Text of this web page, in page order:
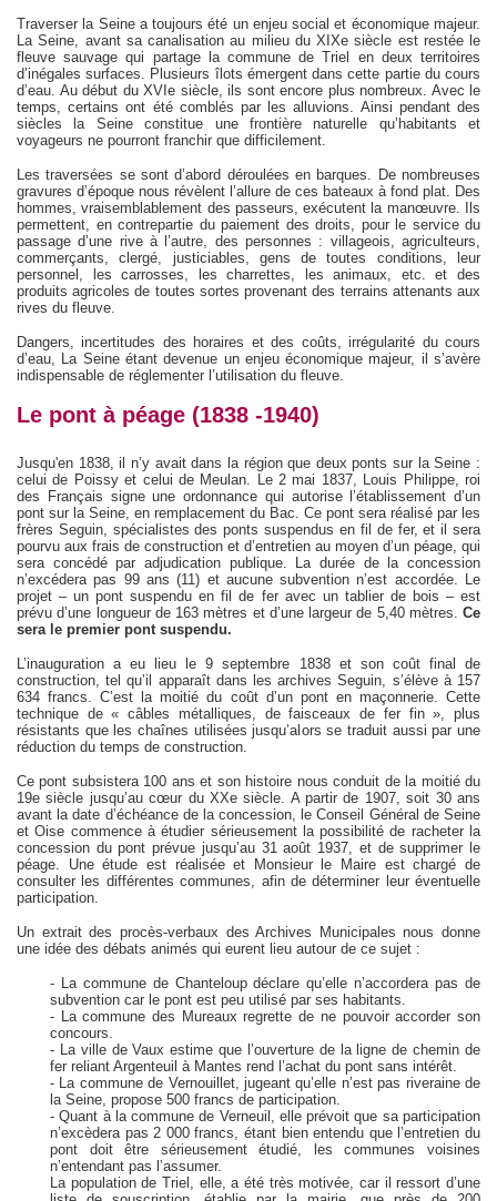
Traverser la Seine a toujours été un enjeu social et économique majeur.
La Seine, avant sa canalisation au milieu du XIXe siècle est restée le
fleuve sauvage qui partage la commune de Triel en deux territoires
d’inégales surfaces. Plusieurs îlots émergent dans cette partie du cours
d’eau. Au début du XVIe siècle, ils sont encore plus nombreux. Avec le
temps, certains ont été comblés par les alluvions. Ainsi pendant des
siècles la Seine constitue une frontière naturelle qu’habitants et
voyageurs ne pourront franchir que difficilement.
Les traversées se sont d’abord déroulées en barques. De nombreuses
gravures d’époque nous révèlent l’allure de ces bateaux à fond plat. Des
hommes, vraisemblablement des passeurs, exécutent la manœuvre. Ils
permettent, en contrepartie du paiement des droits, pour le service du
passage d’une rive à l’autre, des personnes : villageois, agriculteurs,
commerçants, clergé, justiciables, gens de toutes conditions, leur
personnel, les carrosses, les charrettes, les animaux, etc. et des
produits agricoles de toutes sortes provenant des terrains attenants aux
rives du fleuve.
Dangers, incertitudes des horaires et des coûts, irrégularité du cours
d’eau, La Seine étant devenue un enjeu économique majeur, il s’avère
indispensable de réglementer l’utilisation du fleuve.
Le pont à péage (1838 -1940)
Jusqu'en 1838, il n’y avait dans la région que deux ponts sur la Seine :
celui de Poissy et celui de Meulan. Le 2 mai 1837, Louis Philippe, roi
des Français signe une ordonnance qui autorise l’établissement d’un
pont sur la Seine, en remplacement du Bac. Ce pont sera réalisé par les
frères Seguin, spécialistes des ponts suspendus en fil de fer, et il sera
pourvu aux frais de construction et d’entretien au moyen d’un péage, qui
sera concédé par adjudication publique. La durée de la concession
n’excédera pas 99 ans (11) et aucune subvention n’est accordée. Le
projet – un pont suspendu en fil de fer avec un tablier de bois – est
prévu d’une longueur de 163 mètres et d’une largeur de 5,40 mètres. Ce
sera le premier pont suspendu.
L’inauguration a eu lieu le 9 septembre 1838 et son coût final de
construction, tel qu’il apparaît dans les archives Seguin, s’élève à 157
634 francs. C’est la moitié du coût d’un pont en maçonnerie. Cette
technique de « câbles métalliques, de faisceaux de fer fin », plus
résistants que les chaînes utilisées jusqu’alors se traduit aussi par une
réduction du temps de construction.
Ce pont subsistera 100 ans et son histoire nous conduit de la moitié du
19e siècle jusqu’au cœur du XXe siècle. A partir de 1907, soit 30 ans
avant la date d’échéance de la concession, le Conseil Général de Seine
et Oise commence à étudier sérieusement la possibilité de racheter la
concession du pont prévue jusqu’au 31 août 1937, et de supprimer le
péage. Une étude est réalisée et Monsieur le Maire est chargé de
consulter les différentes communes, afin de déterminer leur éventuelle
participation.
Un extrait des procès-verbaux des Archives Municipales nous donne
une idée des débats animés qui eurent lieu autour de ce sujet :
- La commune de Chanteloup déclare qu’elle n’accordera pas de
subvention car le pont est peu utilisé par ses habitants.
- La commune des Mureaux regrette de ne pouvoir accorder son
concours.
- La ville de Vaux estime que l’ouverture de la ligne de chemin de
fer reliant Argenteuil à Mantes rend l’achat du pont sans intérêt.
- La commune de Vernouillet, jugeant qu’elle n’est pas riveraine de
la Seine, propose 500 francs de participation.
- Quant à la commune de Verneuil, elle prévoit que sa participation
n’excèdera pas 2 000 francs, étant bien entendu que l’entretien du
pont doit être sérieusement étudié, les communes voisines
n’entendant pas l’assumer.
La population de Triel, elle, a été très motivée, car il ressort d’une